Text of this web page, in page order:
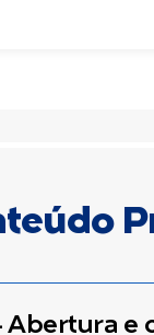
Abertura e